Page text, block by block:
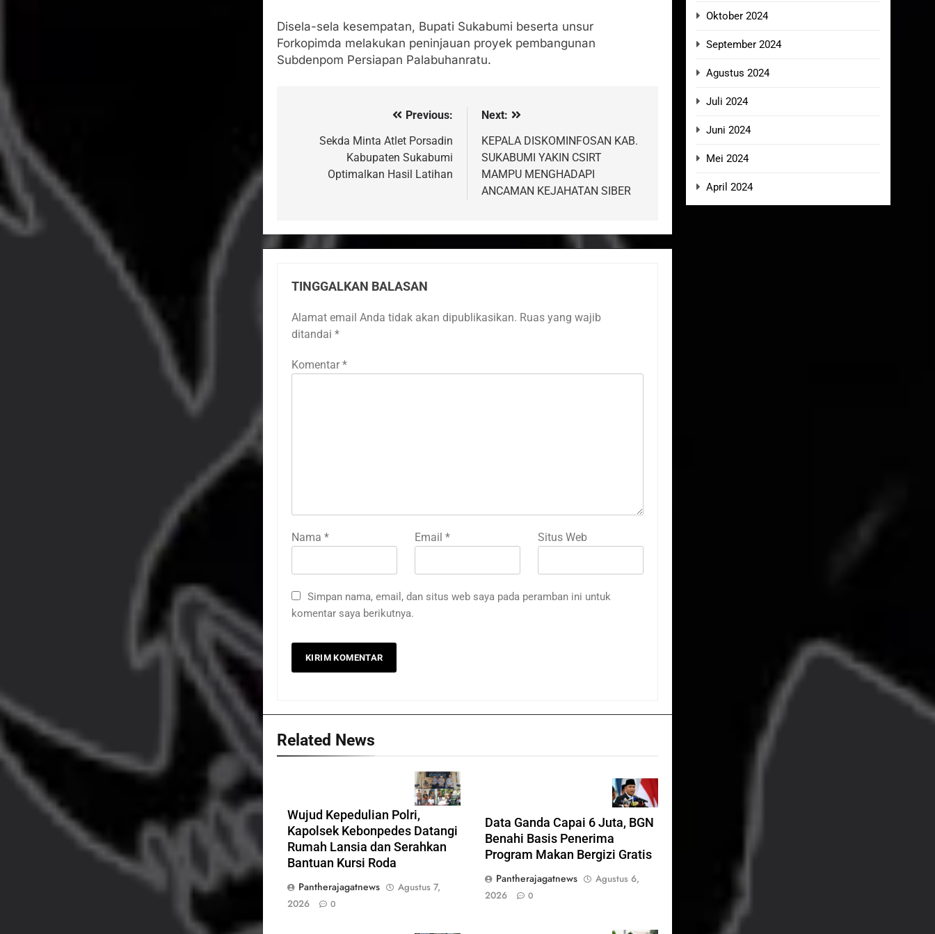
Disela-sela kesempatan, Bupati Sukabumi beserta unsur
Forkopimda melakukan peninjauan proyek pembangunan
Subdenpom Persiapan Palabuhanratu.
Previous:
Sekda Minta Atlet Porsadin
Kabupaten Sukabumi
Optimalkan Hasil Latihan
Next:
KEPALA DISKOMINFOSAN KAB.
SUKABUMI YAKIN CSIRT
MAMPU MENGHADAPI
ANCAMAN KEJAHATAN SIBER
TINGGALKAN BALASAN
Alamat email Anda tidak akan dipublikasikan. Ruas yang wajib
ditandai *
Komentar *
Nama * Email* Situs Web
Simpan nama, email, dan situs web saya pada peramban ini untuk
komentar saya berikutnya.
Related News
Wujud Kepedulian Polri,
Kapolsek Kebonpedes Datangi
Rumah Lansia dan Serahkan
Bantuan Kursi Roda
Pantherajagatnews
Agustus 7,
2026
0
Data Ganda Capai 6 Juta, BGN
Benahi Basis Penerima
Program Makan Bergizi Gratis
Pantherajagatnews
Agustus 6,
2026
0
Oktober 2024
September 2024
Agustus 2024
Juli 2024
Juni 2024
Mei 2024
April 2024